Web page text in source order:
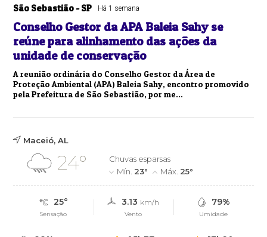
São Sebastião - SP Há 1 semana
Conselho Gestor da APA Baleia Sahy se
reúne para alinhamento das ações da
unidade de conservação
A reunião ordinária do Conselho Gestor da Área de
Proteção Ambiental (APA) Baleia Sahy, encontro promovido
pela Prefeitura de São Sebastião, por me...
Maceió, AL
24°
Chuvas esparsas
Mín. 23° Máx. 25°
25°
Sensação
3.13 km/h
Vento
79%
Umidade